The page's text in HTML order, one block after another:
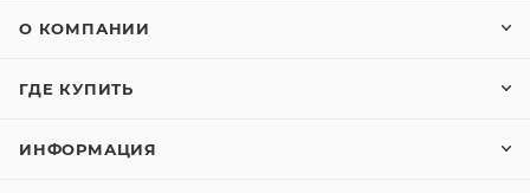
О КОМПАНИИ
ГДЕ КУПИТЬ
ИНФОРМАЦИЯ